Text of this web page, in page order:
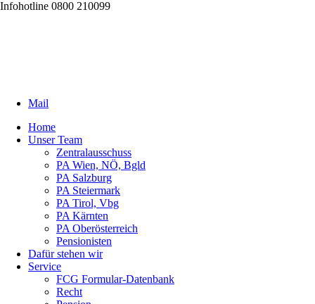
Infohotline 0800 210099
Mail
Home
Unser Team
Zentralausschuss
PA Wien, NÖ, Bgld
PA Salzburg
PA Steiermark
PA Tirol, Vbg
PA Kärnten
PA Oberösterreich
Pensionisten
Dafür stehen wir
Service
FCG Formular-Datenbank
Recht